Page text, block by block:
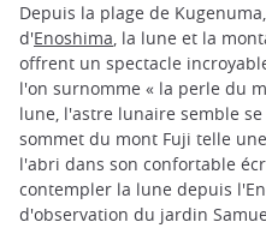
Depuis la plage de
d'Enoshima, la lune et la
offrent un spectacle
l'on surnomme « la perle du
lune, l'astre lunaire semble
sommet du mont Fuji telle
l'abri dans son confortable
contempler la lune depuis
d'observation du jardin